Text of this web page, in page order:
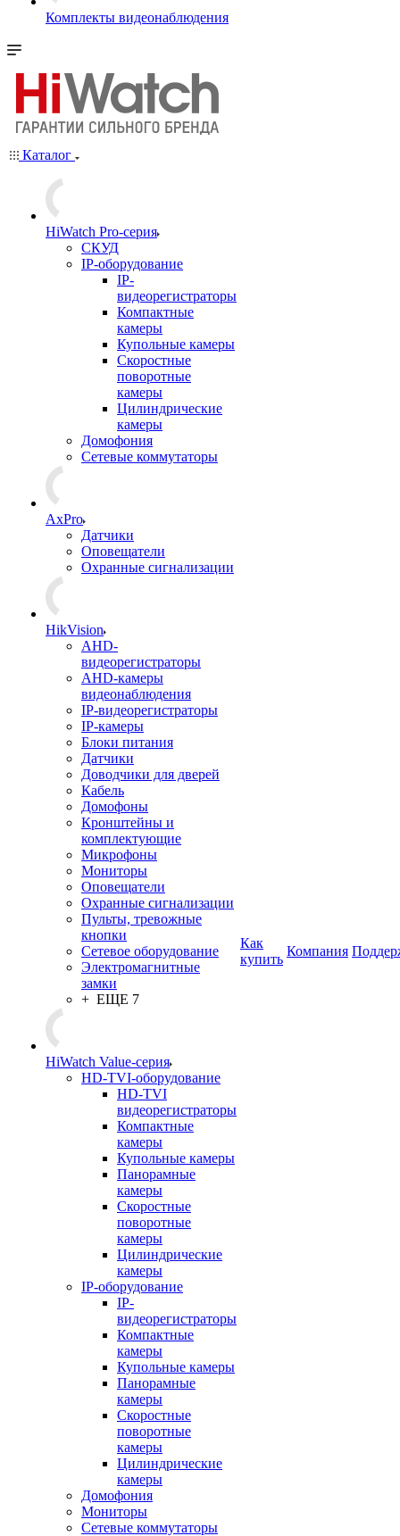
Комплекты видеонаблюдения
Каталог
HiWatch Pro-серия
CКУД
IP-оборудование
IP-
видеорегистраторы
Компактные
камеры
Купольные камеры
Скоростные
поворотные
камеры
Цилиндрические
камеры
Домофония
Сетевые коммутаторы
AxPro
Датчики
Оповещатели
Охранные сигнализации
HikVision
AHD-
видеорегистраторы
AHD-камеры
видеонаблюдения
IP-видеорегистраторы
IP-камеры
Блоки питания
Датчики
Доводчики для дверей
Кабель
Домофоны
Кронштейны и
комплектующие
Микрофоны
Мониторы
Оповещатели
Охранные сигнализации
Пульты, тревожные
кнопки
Сетевое оборудование
Электромагнитные
замки
+ ЕЩЕ 7
HiWatch Value-серия
HD-TVI-оборудование
HD-TVI
видеорегистраторы
Компактные
камеры
Купольные камеры
Панорамные
камеры
Скоростные
поворотные
камеры
Цилиндрические
камеры
IP-оборудование
IP-
видеорегистраторы
Компактные
камеры
Купольные камеры
Панорамные
камеры
Скоростные
поворотные
камеры
Цилиндрические
камеры
Домофония
Мониторы
Сетевые коммутаторы
Как
купить
Компания